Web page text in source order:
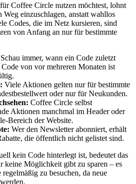
Coffee Circle nutzen möchtest, lohnt
Weg einzuschlagen, anstatt wahllos
Codes, die im Netz kursieren, sind
von Anfang an nur für bestimmte
Schau immer, wann ein Code zuletzt
von vor mehreren Monaten ist
Viele Aktionen gelten nur für bestimmte
oder nur für Neukunden.
Coffee Circle selbst
Aktionen manchmal im Header oder
Bereich der Website.
Wer den Newsletter abonniert, erhält
die öffentlich nicht gelistet sind.
kein Code hinterlegt ist, bedeutet das
keine Möglichkeit gibt zu sparen – es
zu besuchen, da neue